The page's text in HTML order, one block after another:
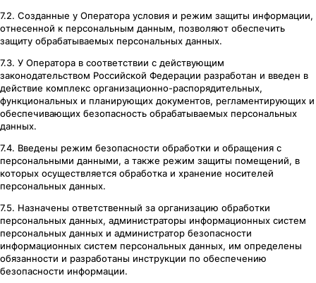
7.2. Созданные у Оператора условия и режим защиты информации,
отнесенной к персональным данным, позволяют обеспечить
защиту обрабатываемых персональных данных.
7.3. У Оператора в соответствии с действующим
законодательством Российской Федерации разработан и введен в
действие комплекс организационно-распорядительных,
функциональных и планирующих документов, регламентирующих и
обеспечивающих безопасность обрабатываемых персональных
данных.
7.4. Введены режим безопасности обработки и обращения с
персональными данными, а также режим защиты помещений, в
которых осуществляется обработка и хранение носителей
персональных данных.
7.5. Назначены ответственный за организацию обработки
персональных данных, администраторы информационных систем
персональных данных и администратор безопасности
информационных систем персональных данных, им определены
обязанности и разработаны инструкции по обеспечению
безопасности информации.